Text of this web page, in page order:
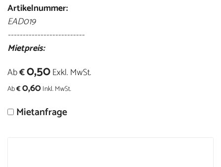
Artikelnummer:
EAD019
--------------------------
Mietpreis:
Ab€0,50Exkl. MwSt.
Ab€0,60Inkl. MwSt.
Mietanfrage